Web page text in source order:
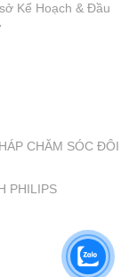
Kể Hoạch & Đầu
CHĂM SÓC ĐÔI
PHILIPS